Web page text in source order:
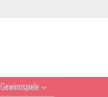
Gewinnspiele